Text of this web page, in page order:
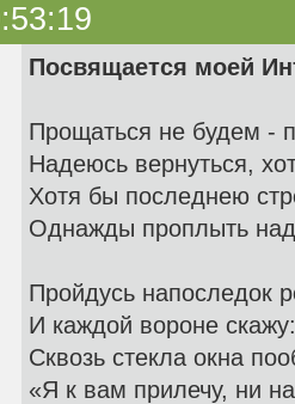
Посвящается моей
Прощаться не будем -
Надеюсь вернуться,
Хотя бы последнею
Однажды проплыть
Пройдусь напоследок
И каждой вороне
Сквозь стекла окна
«Я к вам прилечу, ни